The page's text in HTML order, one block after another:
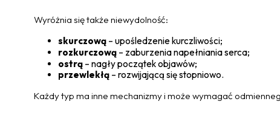
Wyróżnia się także niewydolność:
skurczową – upośledzenie kurczliwości;
rozkurczową – zaburzenia napełniania serca;
ostrą – nagły początek objawów;
przewlekłą – rozwijającą się stopniowo.
Każdy typ ma inne mechanizmy i może wymagać